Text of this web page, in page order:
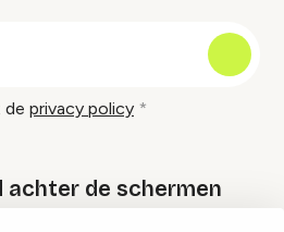
de privacy policy
achter de schermen